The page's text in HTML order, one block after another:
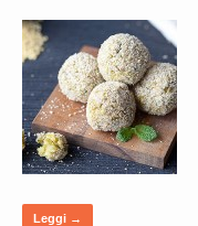
Leggi →